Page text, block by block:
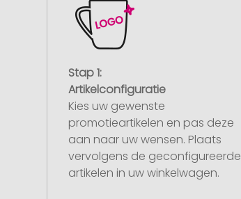
Stap 1:
Artikelconfiguratie
Kies uw gewenste
promotieartikelen en pas deze
aan naar uw wensen. Plaats
vervolgens de geconfigureerde
artikelen in uw winkelwagen.